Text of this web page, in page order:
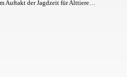
Auftakt der Jagdzeit für Alttiere…